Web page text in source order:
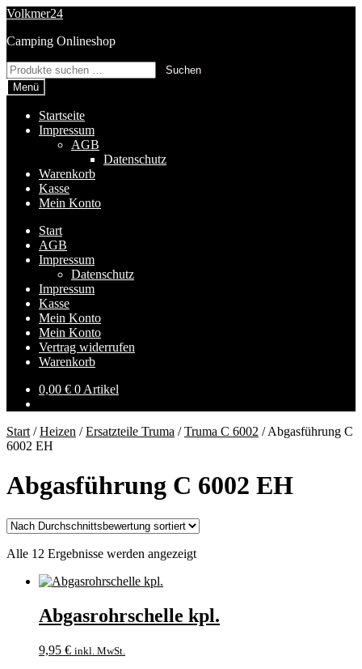
Zur
springen
Zum
springen
Volkmer24
Camping Onlineshop
Suchen
nach:
Suchen
Menü
Startseite
Impressum
AGB
Datenschutz
Warenkorb
Kasse
Mein Konto
Start
AGB
Impressum
Datenschutz
Impressum
Kasse
Mein Konto
Mein Konto
Vertrag widerrufen
Warenkorb
0,00 € 0 Artikel
Start /Heizen /Ersatzteile Truma /Truma C 6002 /Abgasführung C
6002 EH
Abgasführung C 6002 EH
Alle 12 Ergebnisse werden angezeigtNach
Abgasrohrschelle kpl.
9,95 € inkl. MwSt.